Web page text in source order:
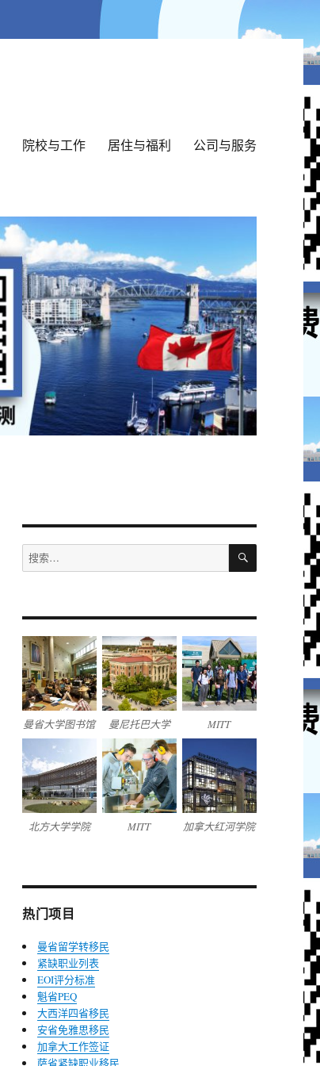
院校与工作 居住与福利 公司与服务
搜
索：
搜
曼省大学图书馆 曼尼托巴大学 MITT
北方大学学院 MITT 加拿大红河学院
热门项目
曼省留学转移民
紧缺职业列表
EOI评分标准
魁省PEQ
大西洋四省移民
安省免雅思移民
加拿大工作签证
萨省紧缺职业移民